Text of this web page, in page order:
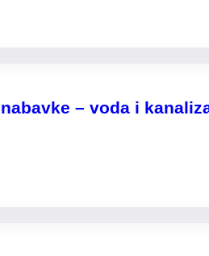
– voda i